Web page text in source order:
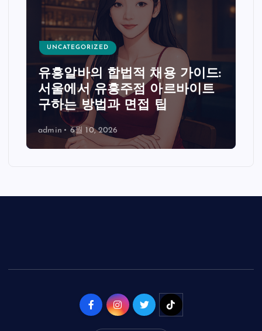
UNCATEGORIZED
유흥알바의 합법적 채용 가이드:
서울에서 유흥주점 아르바이트
구하는 방법과 면접 팁
admin 6월 10, 2026